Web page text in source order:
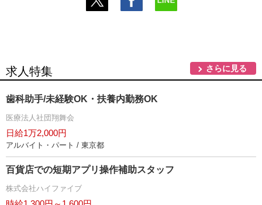
求人特集 さらに見る
歯科助手/未経験OK・扶養内勤務OK
医療法人社団翔舞会
日給1万2,000円
アルバイト・パート / 東京都
百貨店での短期アプリ操作補助スタッフ
株式会社ハイファイブ